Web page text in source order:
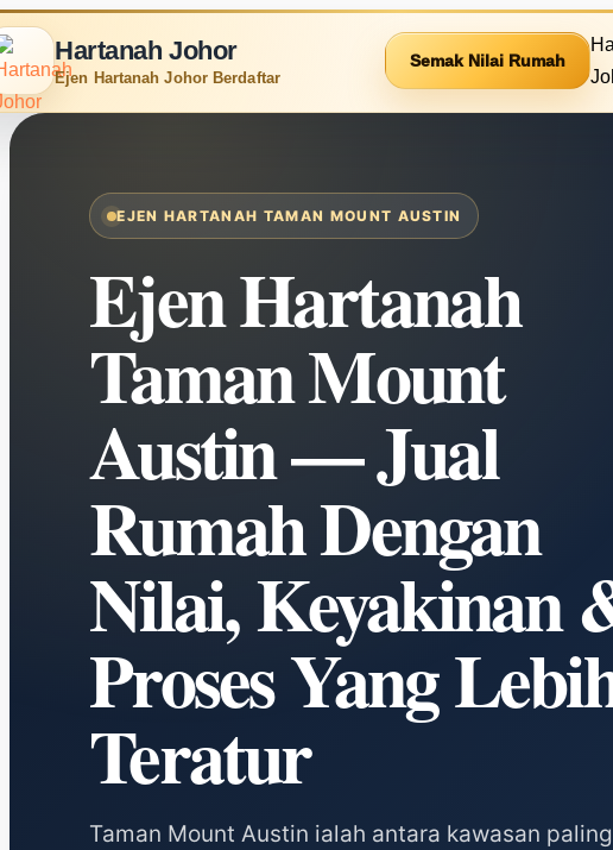
Hartanah Johor
Ejen Hartanah Johor Berdaftar
Semak Nilai Rumah
EJEN HARTANAH TAMAN MOUNT AUSTIN
Ejen Hartanah
Taman Mount
Austin — Jual
Rumah Dengan
Nilai, Keyakinan
Proses Yang
Teratur
Taman Mount Austin ialah antara kawasan